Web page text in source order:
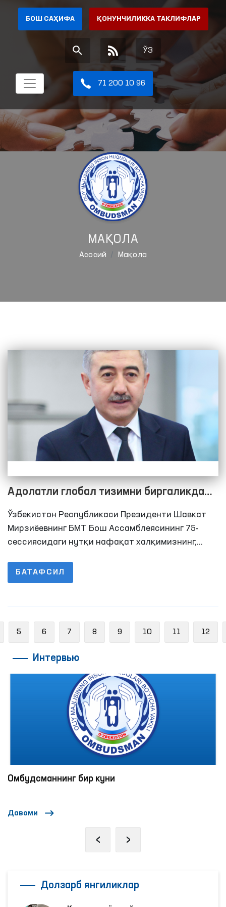
БОШ САҲИФА ҚОНУНЧИЛИККА ТАКЛИФЛАР
ЎЗ
71 200 10 96
МАҚОЛА
Aсосий Мақола
Адолатли глобал тизимни биргаликда
яратамиз
Ўзбекистон Республикаси Президенти Шавкат
Мирзиёевнинг БМТ Бош Ассамблеясининг 75-
сессиясидаги нутқи нафақат халқимизнинг,
тортди.
БАТАФСИЛ
5 6 7 8 9 10 11 12
Интервью
Омбудсманнинг бир куни
Давоми
‹ ›
Долзарб янгиликлар